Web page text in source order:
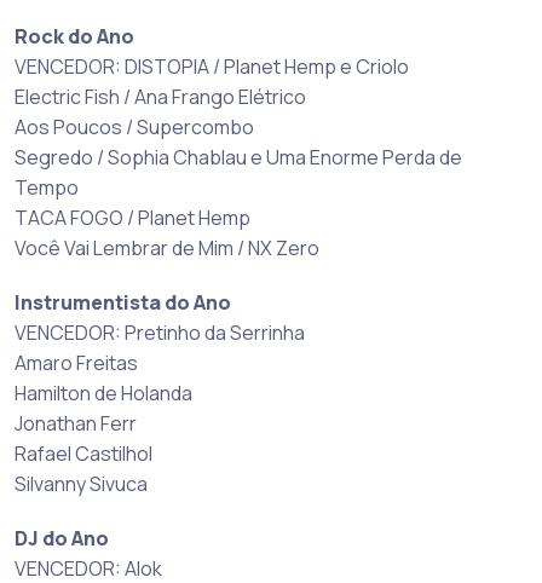
Rock do Ano
VENCEDOR: ​DISTOPIA / Planet Hemp e Criolo
Electric Fish / Ana Frango Elétrico
Aos Poucos / Supercombo
Segredo / Sophia Chablau e Uma Enorme Perda de
Tempo
TACA FOGO / Planet Hemp
Você Vai Lembrar de Mim / NX Zero
Instrumentista do Ano
VENCEDOR: Pretinho da Serrinha
Amaro Freitas
Hamilton de Holanda
Jonathan Ferr
Rafael Castilhol
Silvanny Sivuca
DJ do Ano
VENCEDOR: Alok